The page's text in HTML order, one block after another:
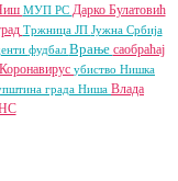
МУП РС Дарко Булатовић
Тржница ЈП Јужна Србија
фудбал Врање саобраћај
Коронавирус убиство Нишка
града Ниша Влада